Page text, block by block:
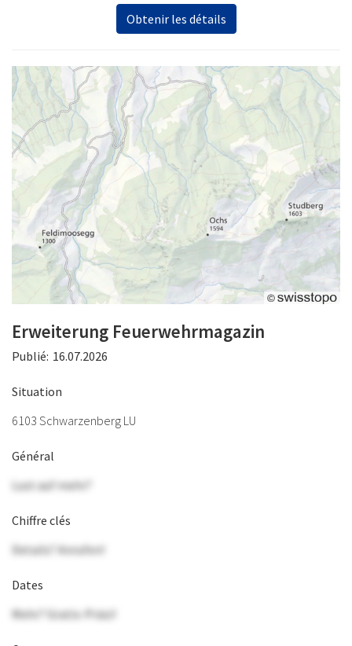
Obtenir les détails
Erweiterung Feuerwehrmagazin
Publié: 16.07.2026
Situation
6103 Schwarzenberg LU
Général
Lust auf mehr?
Chiffre clés
Details? Anrufen!
Dates
Mehr? Gratis-Präsi!